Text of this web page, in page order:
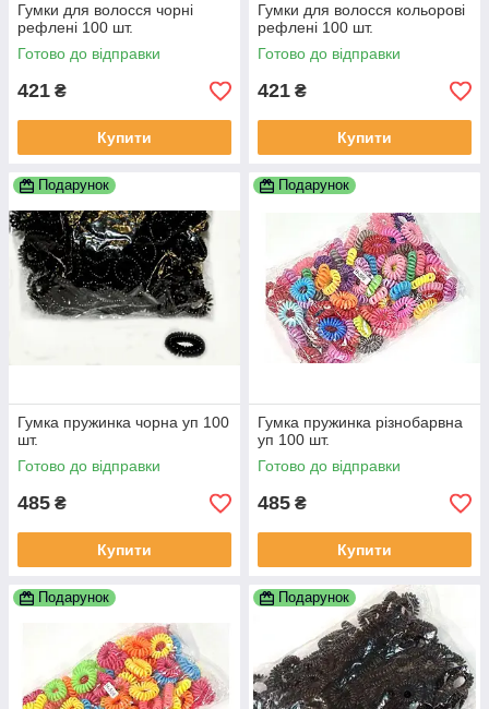
Гумки для волосся чорні
рефлені 100 шт.
Готово до відправки
421 ₴
Купити
Гумки для волосся кольорові
рефлені 100 шт.
Готово до відправки
421 ₴
Купити
Подарунок
Гумка пружинка чорна уп 100
шт.
Готово до відправки
485 ₴
Купити
Подарунок
Гумка пружинка різнобарвна
уп 100 шт.
Готово до відправки
485 ₴
Купити
Подарунок Подарунок